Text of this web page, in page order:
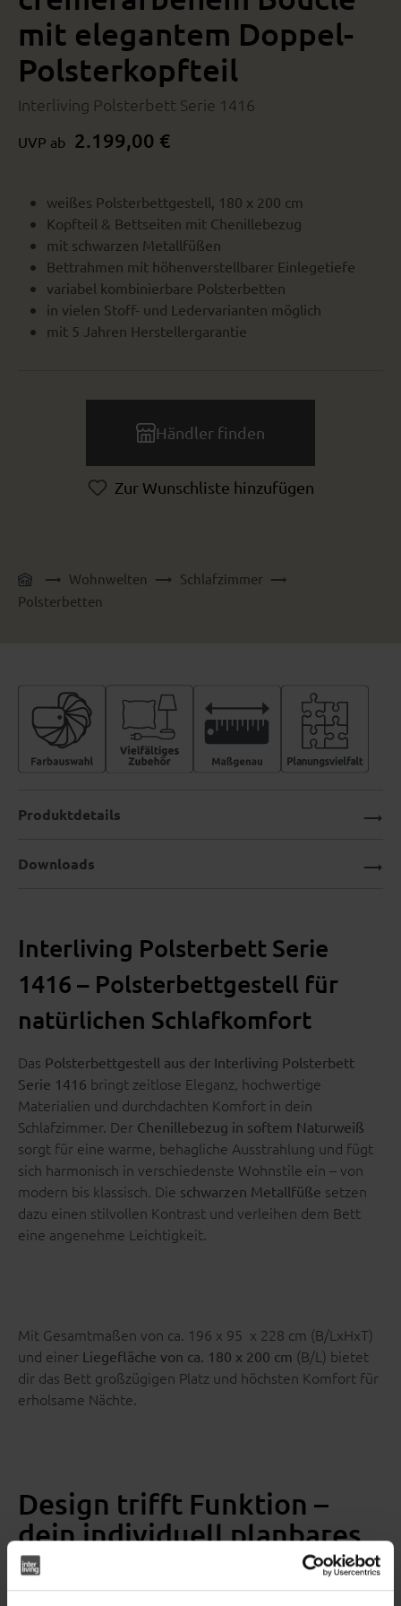
mit elegantem Doppel-
Polsterkopfteil
Interliving Polsterbett Serie 1416
UVP ab 2.199,00 €
weißes Polsterbettgestell, 180 x 200 cm
Kopfteil & Bettseiten mit Chenillebezug
mit schwarzen Metallfüßen
Bettrahmen mit höhenverstellbarer Einlegetiefe
variabel kombinierbare Polsterbetten
in vielen Stoff- und Ledervarianten möglich
mit 5 Jahren Herstellergarantie
Händler finden
Zur Wunschliste hinzufügen
Wohnwelten
Schlafzimmer
Polsterbetten
Interliving Polsterbett Serie
1416 – Polsterbettgestell für
natürlichen Schlafkomfort
Das Polsterbettgestell aus der Interliving Polsterbett
Serie 1416 bringt zeitlose Eleganz, hochwertige
Materialien und durchdachten Komfort in dein
Schlafzimmer. Der Chenillebezug in softem Naturweiß
sorgt für eine warme, behagliche Ausstrahlung und fügt
sich harmonisch in verschiedenste Wohnstile ein – von
modern bis klassisch. Die schwarzen Metallfüße setzen
dazu einen stilvollen Kontrast und verleihen dem Bett
eine angenehme Leichtigkeit.
Mit Gesamtmaßen von ca. 196 x 95 x 228 cm (B/LxHxT)
und einer Liegefläche von ca. 180 x 200 cm (B/L) bietet
dir das Bett großzügigen Platz und höchsten Komfort für
erholsame Nächte.
Design trifft Funktion –
dein individuell planbares
Polsterbett
Produktdetails
Downloads